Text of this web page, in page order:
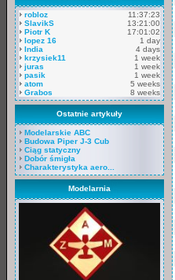
robloz
11:37:23
SlavikS
13:21:00
Piotr K
17:01:02
lopez 16
1 day
India
4 days
krzysiek11
1 week
juras
1 week
pasik
1 week
atom
5 weeks
Grabos
8 weeks
Ostatnie artykuły
Modelarskie ABC
Budowa Piper J-3 Cub
Ciąg statyczny
Dobór śmigła
Charakterystyka aero...
Modelarnia